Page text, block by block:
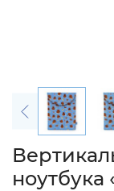
ноутбука